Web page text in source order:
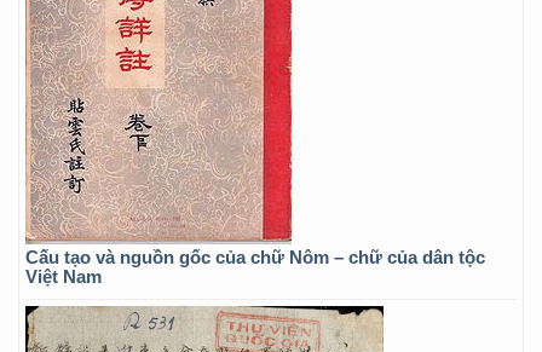
Cấu tạo và nguồn gốc của chữ Nôm – chữ của dân tộc
Việt Nam